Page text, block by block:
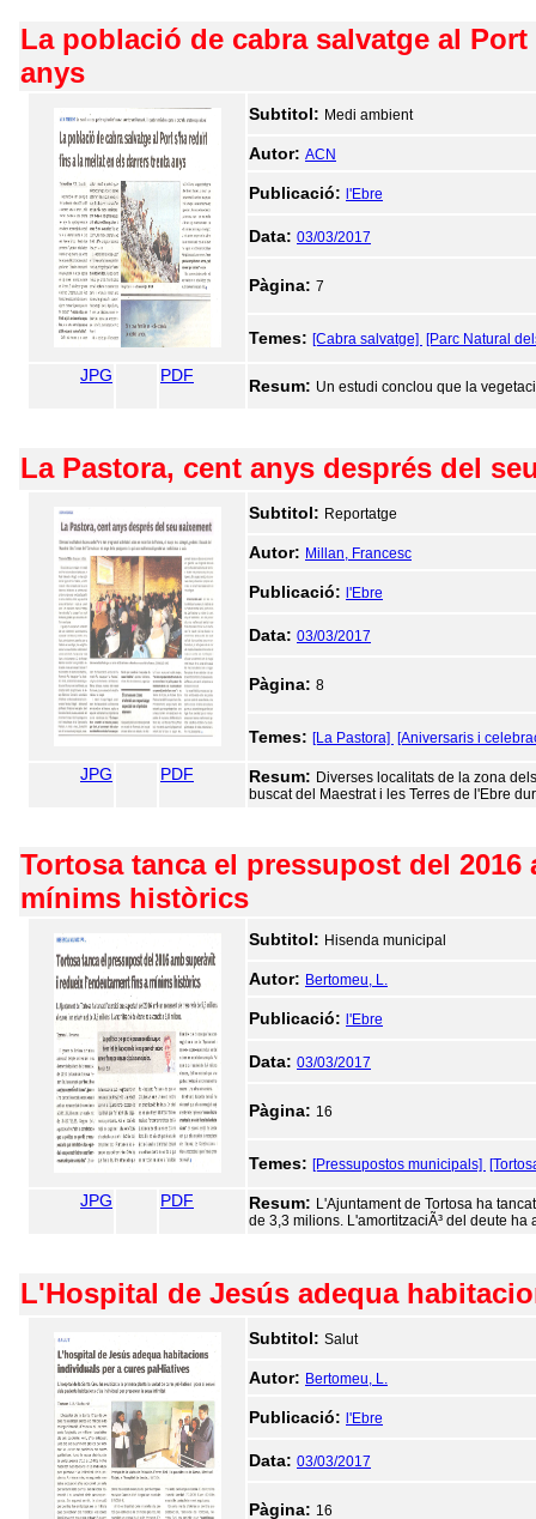
La població de cabra salvatge al
anys
Subtitol: Medi ambient
Autor: ACN
Publicació: l'Ebre
Data: 03/03/2017
Pàgina: 7
Temes: [Cabra salvatge] [Parc Natural
JPG PDF
Resum: Un estudi conclou que la
La Pastora, cent anys després del
Subtitol: Reportatge
Autor: Millan, Francesc
Publicació: l'Ebre
Data: 03/03/2017
Pàgina: 8
Temes: [La Pastora] [Aniversaris i
JPG PDF Resum: Diverses localitats de la zona
buscat del Maestrat i les Terres de l'Ebre
Tortosa tanca el pressupost del
mínims històrics
Subtitol: Hisenda municipal
Autor: Bertomeu, L.
Publicació: l'Ebre
Data: 03/03/2017
Pàgina: 16
Temes: [Pressupostos municipals]
JPG PDF Resum: L'Ajuntament de Tortosa ha
de 3,3 milions. L'amortitzaciÃ³ del deute ha
L'Hospital de Jesús adequa
Subtitol: Salut
Autor: Bertomeu, L.
Publicació: l'Ebre
Data: 03/03/2017
Pàgina: 16